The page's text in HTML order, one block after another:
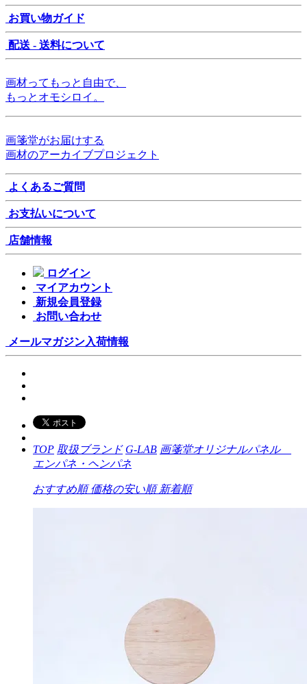
お買い物ガイド
配送 - 送料について
画材ってもっと自由で、
もっとオモシロイ。
画箋堂がお届けする
画材のアーカイブプロジェクト
よくあるご質問
お支払いについて
店舗情報
ログイン
マイアカウント
新規会員登録
お問い合わせ
メールマガジン入荷情報
TOP 取扱ブランド G-LAB 画箋堂オリジナルパネル
エンパネ・ヘンパネ
おすすめ順 価格の安い順 新着順